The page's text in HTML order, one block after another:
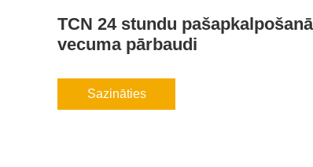
TCN 24 stundu
vecuma pārbaudi
Sazināties